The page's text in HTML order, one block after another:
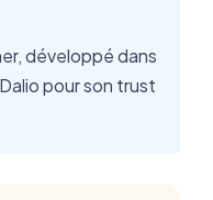
développé dans
pour son trust